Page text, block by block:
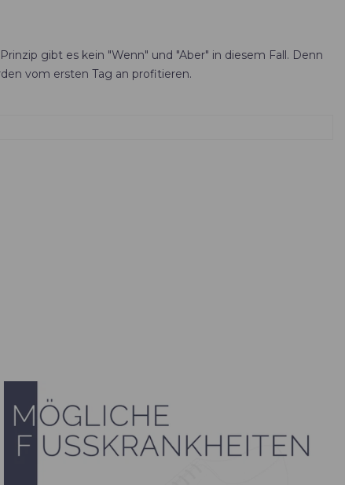
gibt es kein "Wenn" und "Aber" in diesem Fall. Denn
vom ersten Tag an profitieren.